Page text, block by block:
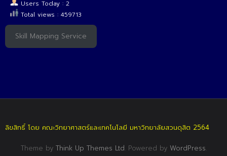
Users Today : 2
Total views : 459713
Skill Mapping Service
ลิขสิทธิ์ โดย คณะวิทยาศาสตร์และเทคโนโลยี มหาวิทยาลัยสวนดุสิต 2564
Theme by Think Up Themes Ltd. Powered by WordPress.